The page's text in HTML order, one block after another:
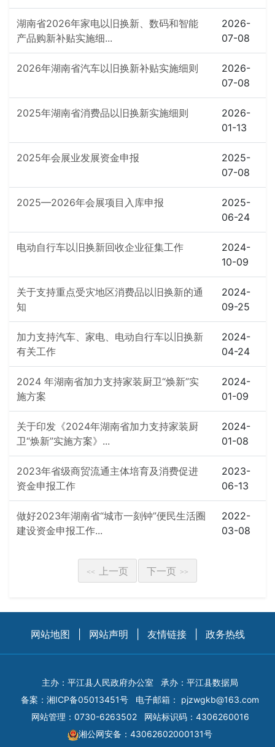
湖南省2026年家电以旧换新、数码和智能
产品购新补贴实施细...
2026-
07-08
2026年湖南省汽车以旧换新补贴实施细则
2026-
07-08
2025年湖南省消费品以旧换新实施细则
2026-
01-13
2025年会展业发展资金申报
2025-
07-08
2025—2026年会展项目入库申报
2025-
06-24
电动自行车以旧换新回收企业征集工作
2024-
10-09
关于支持重点受灾地区消费品以旧换新的通
知
2024-
09-25
加力支持汽车、家电、电动自行车以旧换新
有关工作
2024-
04-24
2024 年湖南省加力支持家装厨卫“焕新”实
施方案
2024-
01-09
关于印发《2024年湖南省加力支持家装厨
卫“焕新”实施方案》...
2024-
01-08
2023年省级商贸流通主体培育及消费促进
资金申报工作
2023-
06-13
做好2023年湖南省“城市一刻钟”便民生活圈
建设资金申报工作...
2022-
03-08
<< 上一页 下一页 >>
网站地图 网站声明 友情链接 政务热线
主办：平江县人民政府办公室
承办：平江县数据局
备案： 湘ICP备05013451号 电子邮箱： pjzwgkb@163.com
网站管理：0730-6263502
网站标识码：4306260016
湘公网安备：43062602000131号